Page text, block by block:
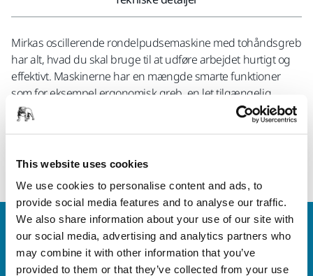
This website uses cookies
We use cookies to personalise content and ads, to
provide social media features and to analyse our traffic.
We also share information about your use of our site with
our social media, advertising and analytics partners who
may combine it with other information that you’ve
provided to them or that they’ve collected from your use
Mirkas oscillerende rondelpudsemaskine med tohåndsgreb
har alt, hvad du skal bruge til at udføre arbejdet hurtigt og
effektivt. Maskinerne har en mængde smarte funktioner
som for eksempel ergonomisk greb, en let tilgængelig
hastighedskontrol samt enestående vibrationsabsorbering.
Motorhusets unikke design gør det nemt at placere
gashåndtaget!
Kontakt os
Vil du gerne vide mere? Kontakt os,
så vil vores
ekspertsupportteam besvare dine spørgsmål.